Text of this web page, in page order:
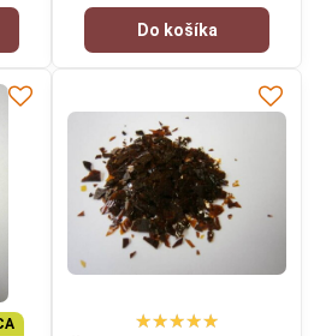
Do košíka